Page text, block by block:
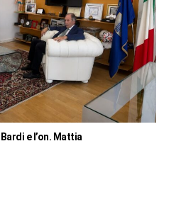
e l’on. Mattia